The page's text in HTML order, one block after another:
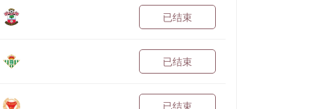
已结束
已结束
已结束